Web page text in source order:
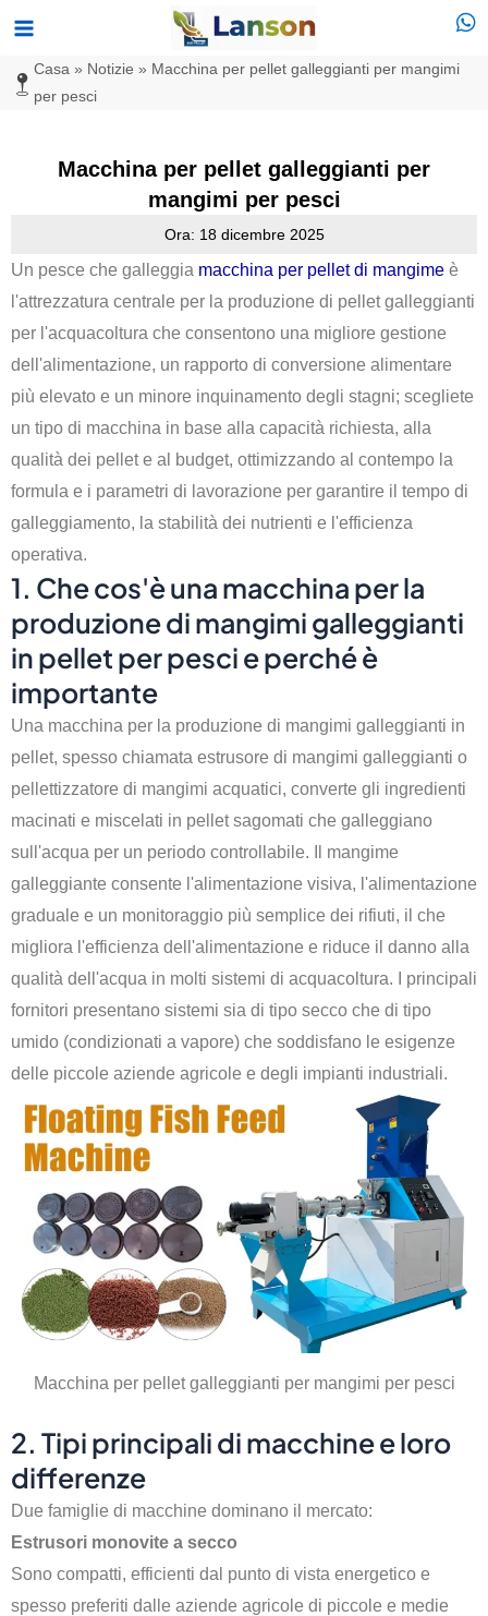
Vai
contenuto
Menu
principale
Casa » Notizie » Macchina per pellet galleggianti per mangimi
per pesci
Macchina per pellet galleggianti per
mangimi per pesci
Ora: 18 dicembre 2025
Un pesce che galleggia macchina per pellet di mangime è
l'attrezzatura centrale per la produzione di pellet galleggianti
per l'acquacoltura che consentono una migliore gestione
dell'alimentazione, un rapporto di conversione alimentare
più elevato e un minore inquinamento degli stagni; scegliete
un tipo di macchina in base alla capacità richiesta, alla
qualità dei pellet e al budget, ottimizzando al contempo la
formula e i parametri di lavorazione per garantire il tempo di
galleggiamento, la stabilità dei nutrienti e l'efficienza
operativa.
1. Che cos'è una macchina per la
produzione di mangimi galleggianti
in pellet per pesci e perché è
importante
Una macchina per la produzione di mangimi galleggianti in
pellet, spesso chiamata estrusore di mangimi galleggianti o
pellettizzatore di mangimi acquatici, converte gli ingredienti
macinati e miscelati in pellet sagomati che galleggiano
sull'acqua per un periodo controllabile. Il mangime
galleggiante consente l'alimentazione visiva, l'alimentazione
graduale e un monitoraggio più semplice dei rifiuti, il che
migliora l'efficienza dell'alimentazione e riduce il danno alla
qualità dell'acqua in molti sistemi di acquacoltura. I principali
fornitori presentano sistemi sia di tipo secco che di tipo
umido (condizionati a vapore) che soddisfano le esigenze
delle piccole aziende agricole e degli impianti industriali.
Macchina per pellet galleggianti per mangimi per pesci
2. Tipi principali di macchine e loro
differenze
Due famiglie di macchine dominano il mercato:
Estrusori monovite a secco
Sono compatti, efficienti dal punto di vista energetico e
spesso preferiti dalle aziende agricole di piccole e medie